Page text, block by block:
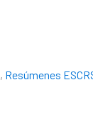
, Resúmenes